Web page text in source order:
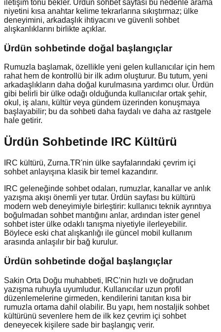
iletişim tonu bekler. Ürdün sohbet sayfası bu nedenle arama
niyetini kısa anahtar kelime tekrarlarına sıkıştırmaz; ülke
deneyimini, arkadaşlık ihtiyacını ve güvenli sohbet
alışkanlıklarını birlikte açıklar.
Ürdün sohbetinde doğal başlangıçlar
Rumuzla başlamak, özellikle yeni gelen kullanıcılar için hem
rahat hem de kontrollü bir ilk adım oluşturur. Bu tutum, yeni
arkadaşlıkların daha doğal kurulmasına yardımcı olur. Ürdün
gibi belirli bir ülke odağı olduğunda kullanıcılar ortak şehir,
okul, iş alanı, kültür veya gündem üzerinden konuşmaya
başlayabilir; bu da sohbeti daha faydalı ve daha az rastgele
hale getirir.
Ürdün Sohbetinde IRC Kültürü
IRC kültürü, Zurna.TR'nin ülke sayfalarındaki çevrim içi
sohbet anlayışına klasik bir temel kazandırır.
IRC geleneğinde sohbet odaları, rumuzlar, kanallar ve anlık
yazışma akışı önemli yer tutar. Ürdün sayfası bu kültürü
modern web deneyimiyle birleştirir: kullanıcı teknik ayrıntıya
boğulmadan sohbet mantığını anlar, ardından ister genel
sohbet ister ülke odaklı tanışma niyetiyle ilerleyebilir.
Böylece eski chat alışkanlığı ile güncel mobil kullanım
arasında anlaşılır bir bağ kurulur.
Ürdün sohbetinde doğal başlangıçlar
Sakin Orta Doğu muhabbeti, IRC'nin hızlı ve doğrudan
yazışma ruhuyla uyumludur. Kullanıcılar uzun profil
düzenlemelerine girmeden, kendilerini tanıtan kısa bir
rumuzla ortama dahil olabilir. Bu yapı, hem nostaljik sohbet
kültürünü sevenlere hem de ilk kez çevrim içi sohbet
deneyecek kişilere sade bir başlangıç verir.